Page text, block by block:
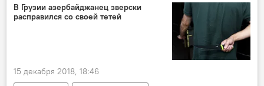
В Грузии азербайджанец зверски
расправился со своей тетей
15 декабря 2018, 18:46